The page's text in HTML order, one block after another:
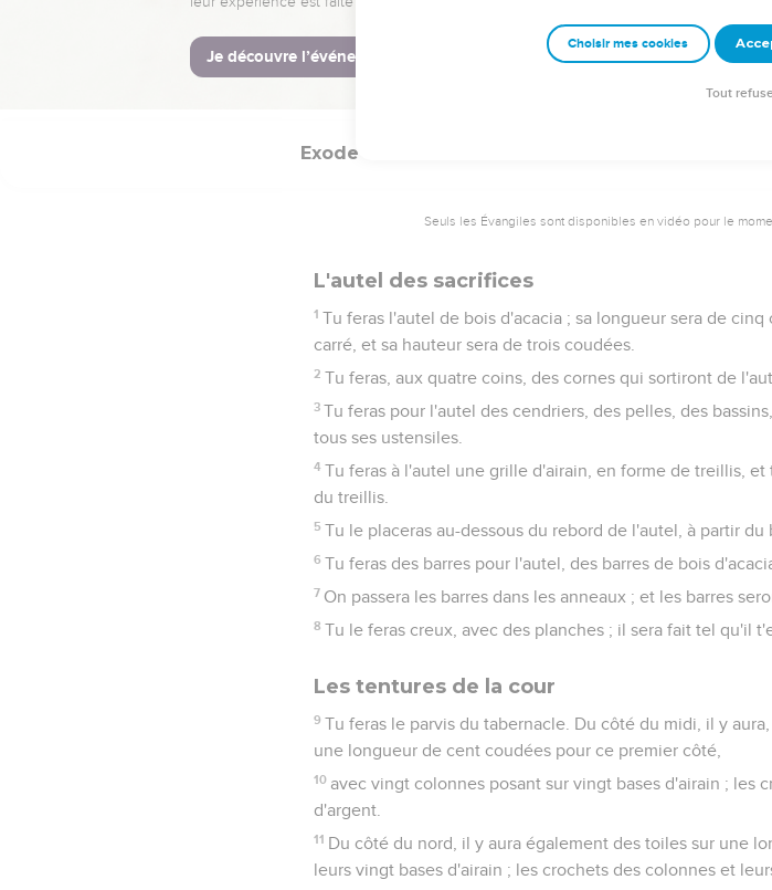
37 Tu feras pour le rideau cinq colonnes d'acacia, et tu les
Exode
Seuls les Évangiles sont disponibles en vidéo pour le
L'autel des sacrifices
1 Tu feras l'autel de bois d'acacia ; sa longueur sera de
carré, et sa hauteur sera de trois coudées.
2 Tu feras, aux quatre coins, des cornes qui sortiront de
3 Tu feras pour l'autel des cendriers, des pelles, des
tous ses ustensiles.
4 Tu feras à l'autel une grille d'airain, en forme de treillis,
du treillis.
5 Tu le placeras au-dessous du rebord de l'autel, à partir
6 Tu feras des barres pour l'autel, des barres de bois
7 On passera les barres dans les anneaux ; et les barres
8 Tu le feras creux, avec des planches ; il sera fait tel qu'il
Les tentures de la cour
9 Tu feras le parvis du tabernacle. Du côté du midi, il y
une longueur de cent coudées pour ce premier côté,
10 avec vingt colonnes posant sur vingt bases d'airain ; les
d'argent.
11 Du côté du nord, il y aura également des toiles sur une
leurs vingt bases d'airain ; les crochets des colonnes et
Choisir mes cookies
Tout